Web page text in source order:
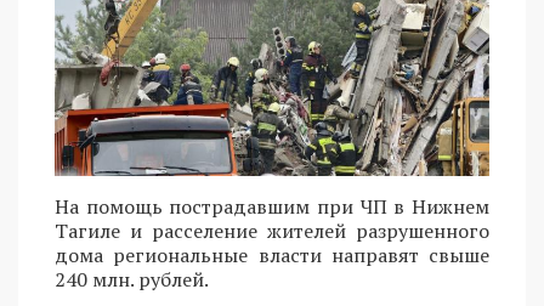
На помощь пострадавшим при ЧП в Нижнем
Тагиле и расселение жителей разрушенного
дома региональные власти направят свыше
240 млн. рублей.